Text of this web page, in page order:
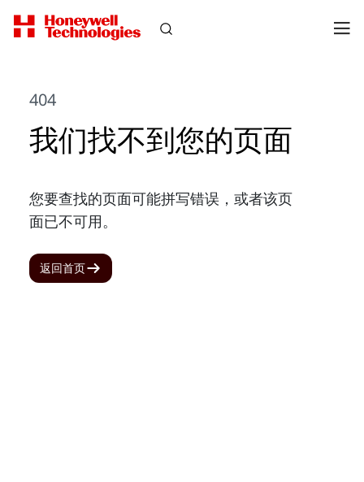
404
我们找不到您的页面
您要查找的页面可能拼写错误，或者该页
面已不可用。
返回首页